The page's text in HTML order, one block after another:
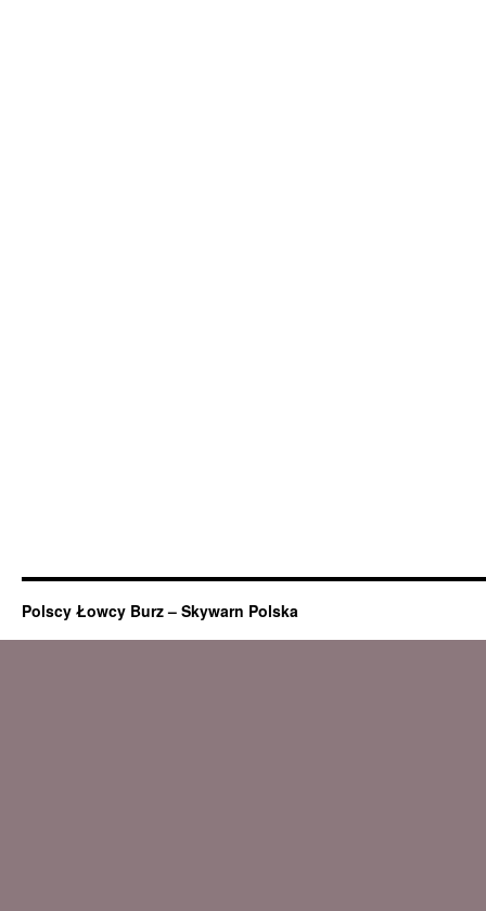
Polscy Łowcy Burz – Skywarn Polska